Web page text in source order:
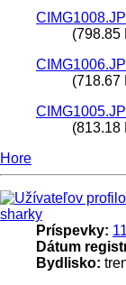
(798.85
(718.67
(813.18
Hore
sharky
Príspevky:
Dátum
Bydlisko: